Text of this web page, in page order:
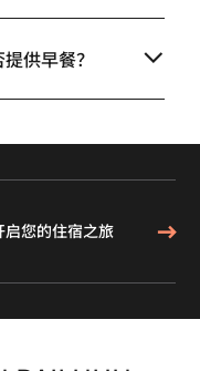
供早餐？
您的住宿之旅